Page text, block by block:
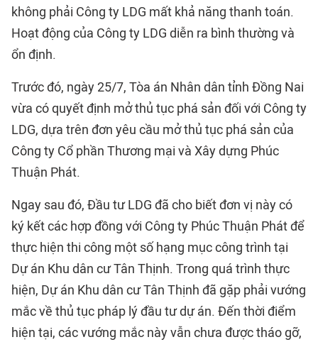
không phải Công ty LDG mất khả năng thanh toán.
Hoạt động của Công ty LDG diễn ra bình thường và
ổn định.
Trước đó, ngày 25/7, Tòa án Nhân dân tỉnh Đồng Nai
vừa có quyết định mở thủ tục phá sản đối với Công ty
LDG, dựa trên đơn yêu cầu mở thủ tục phá sản của
Công ty Cổ phần Thương mại và Xây dựng Phúc
Thuận Phát.
Ngay sau đó, Đầu tư LDG đã cho biết đơn vị này có
ký kết các hợp đồng với Công ty Phúc Thuận Phát để
thực hiện thi công một số hạng mục công trình tại
Dự án Khu dân cư Tân Thịnh. Trong quá trình thực
hiện, Dự án Khu dân cư Tân Thịnh đã gặp phải vướng
mắc về thủ tục pháp lý đầu tư dự án. Đến thời điểm
hiện tại, các vướng mắc này vẫn chưa được tháo gỡ,